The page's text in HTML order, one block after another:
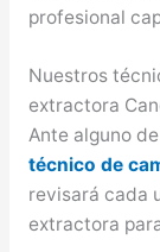
profesional
Nuestros
extractora
Ante alguno
técnico de
revisará cada
extractora